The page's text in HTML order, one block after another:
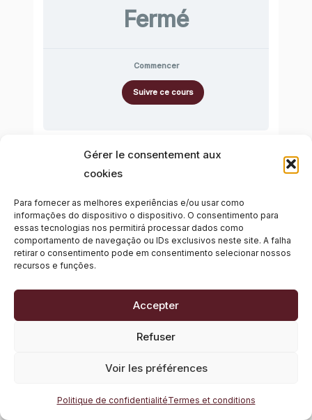
Gérer le consentement aux
cookies
Para fornecer as melhores experiências e/ou usar como
informações do dispositivo o dispositivo. O consentimento para
essas tecnologias nos permitirá processar dados como
comportamento de navegação ou IDs exclusivos neste site. A falha
retirar o consentimento pode em consentimento selecionar nossos
recursos e funções.
Accepter
Refuser
Voir les préférences
Politique de confidentialitéTermes et conditions
Fermé
Commencer
Suivre ce cours